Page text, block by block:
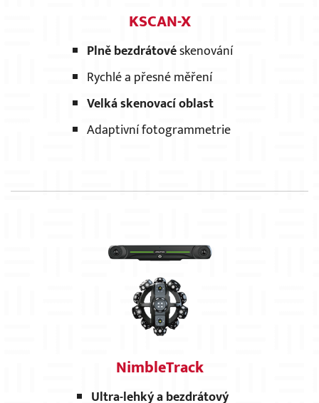
KSCAN-X
Plně bezdrátovéskenování
Rychlé a přesné měření
Velká skenovací oblast
Adaptivní fotogrammetrie
NimbleTrack
Ultra-lehký a bezdrátový